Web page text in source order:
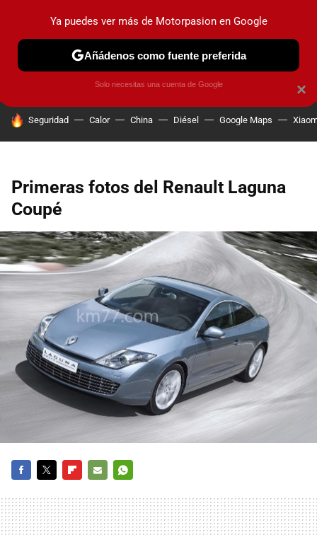
PRUEBAS COCHES ELÉCTRICOS OBSERVATORIO
HOY SE HABLA DE
Seguridad Calor China Diésel Google Maps
Primeras fotos del Renault Laguna
Coupé
MAIL
×
Ya puedes ver más de Motorpasion en Google
Añádenos como fuente preferida
Solo necesitas una cuenta de Google